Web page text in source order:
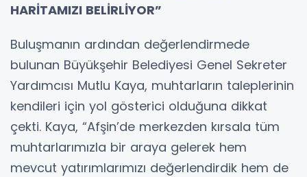
HARİTAMIZI BELİRLİYOR”
Buluşmanın ardından değerlendirmede
bulunan Büyükşehir Belediyesi Genel Sekreter
Yardımcısı Mutlu Kaya, muhtarların taleplerinin
kendileri için yol gösterici olduğuna dikkat
çekti. Kaya, “Afşin’de merkezden kırsala tüm
muhtarlarımızla bir araya gelerek hem
mevcut yatırımlarımızı değerlendirdik hem de